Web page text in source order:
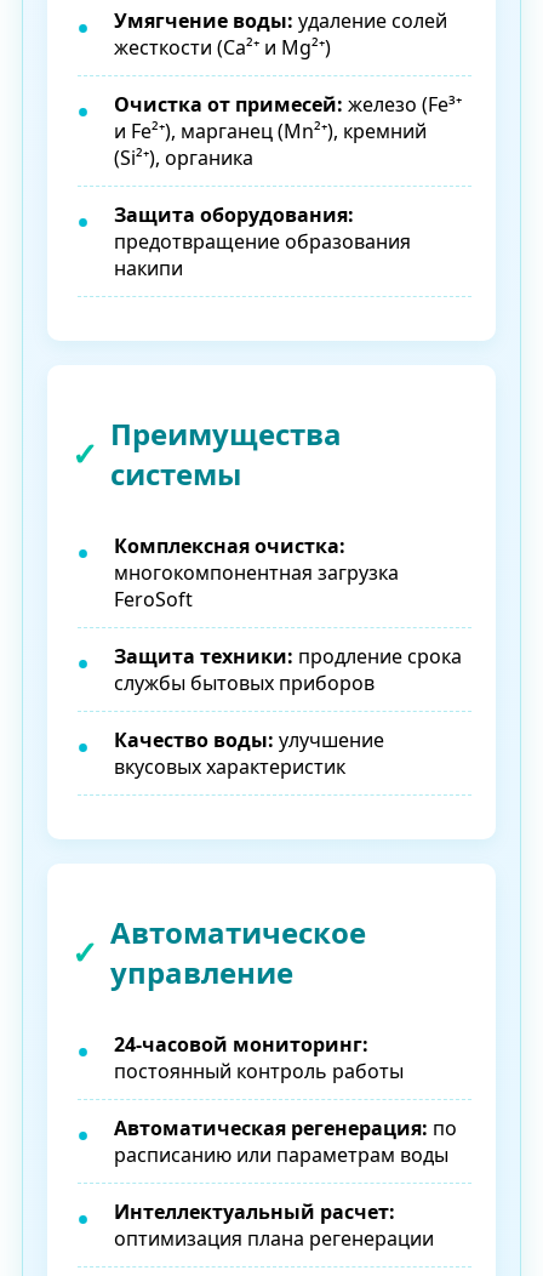
Умягчение воды: удаление солей
жесткости (Ca²⁺ и Mg²⁺)
Очистка от примесей: железо (Fe³⁺
и Fe²⁺), марганец (Mn²⁺), кремний
(Si²⁺), органика
Защита оборудования:
предотвращение образования
накипи
Преимущества
системы
Комплексная очистка:
многокомпонентная загрузка
FeroSoft
Защита техники: продление срока
службы бытовых приборов
Качество воды: улучшение
вкусовых характеристик
Автоматическое
управление
24-часовой мониторинг:
постоянный контроль работы
Автоматическая регенерация: по
расписанию или параметрам воды
Интеллектуальный расчет:
оптимизация плана регенерации